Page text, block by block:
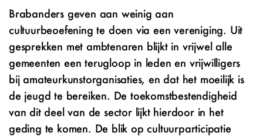
Brabanders geven aan weinig aan
cultuurbeoefening te doen via een vereniging. Uit
gesprekken met ambtenaren blijkt in vrijwel alle
gemeenten een terugloop in leden en vrijwilligers
bij amateurkunstorganisaties, en dat het moeilijk is
de jeugd te bereiken. De toekomstbestendigheid
van dit deel van de sector lijkt hierdoor in het
geding te komen. De blik op cultuurparticipatie